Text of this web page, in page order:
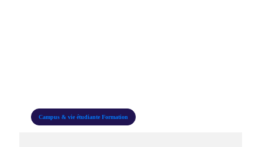
Campus & vie étudiante Formation